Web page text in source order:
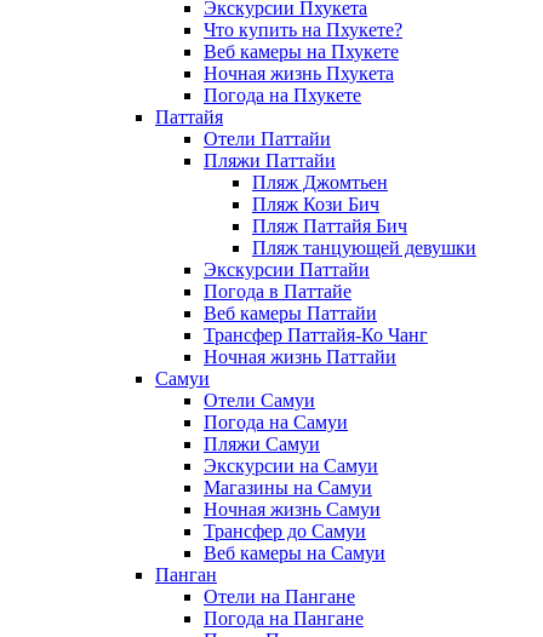
Экскурсии Пхукета
Что купить на Пхукете?
Веб камеры на Пхукете
Ночная жизнь Пхукета
Погода на Пхукете
Паттайя
Отели Паттайи
Пляжи Паттайи
Пляж Джомтьен
Пляж Кози Бич
Пляж Паттайя Бич
Пляж танцующей девушки
Экскурсии Паттайи
Погода в Паттайе
Веб камеры Паттайи
Трансфер Паттайя-Ко Чанг
Ночная жизнь Паттайи
Самуи
Отели Самуи
Погода на Самуи
Пляжи Самуи
Экскурсии на Самуи
Магазины на Самуи
Ночная жизнь Самуи
Трансфер до Самуи
Веб камеры на Самуи
Панган
Отели на Пангане
Погода на Пангане